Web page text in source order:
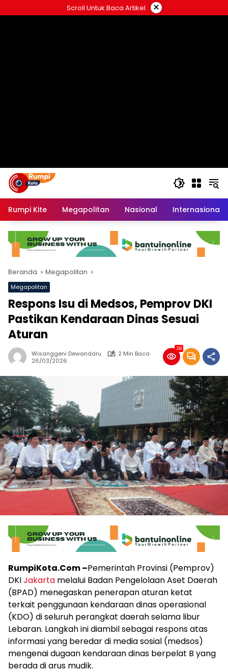
ke
Scroll Untuk Baca Artikel ×
Rumpi Kite Megapolitan Nasional Internasional
Beranda Megapolitan
Megapolitan
Respons Isu di Medsos, Pemprov DKI
Pastikan Kendaraan Dinas Sesuai
Aturan
Wisanggeni Dewandaru
2 Min Baca
26/03/2026
38
RumpiKota.Com –Pemerintah Provinsi (Pemprov)
DKIJakarta melalui Badan Pengelolaan Aset Daerah
(BPAD) menegaskan penerapan aturan ketat
terkait penggunaan kendaraan dinas operasional
(KDO) di seluruh perangkat daerah selama libur
Lebaran. Langkah ini diambil sebagai respons atas
informasi yang beredar di media sosial (medsos)
mengenai dugaan kendaraan dinas berpelat B yang
berada di arus mudik.